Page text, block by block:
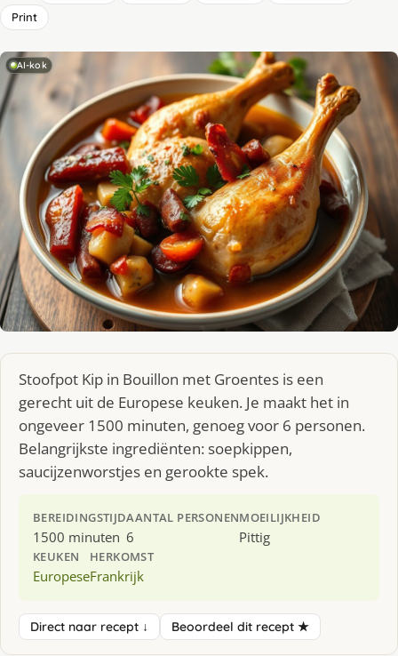
Print
AI-kok
Stoofpot Kip in Bouillon met Groentes is een
gerecht uit de Europese keuken. Je maakt het in
ongeveer 1500 minuten, genoeg voor 6 personen.
Belangrijkste ingrediënten: soepkippen,
saucijzenworstjes en gerookte spek.
BEREIDINGSTIJD
1500 minuten
AANTAL PERSONEN
6
MOEILIJKHEID
Pittig
KEUKEN
Europese
HERKOMST
Frankrijk
Direct naar recept ↓ Beoordeel dit recept ★